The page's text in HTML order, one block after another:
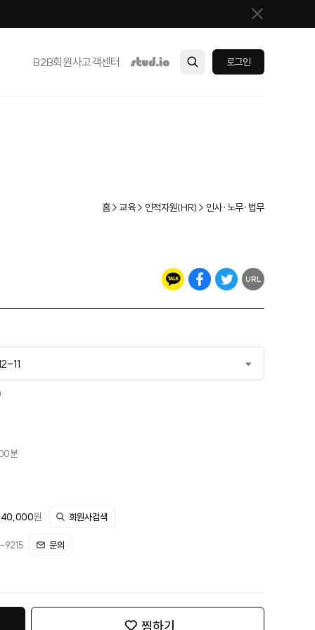
B2B회원사고객센터 로그인
홈 > 교육 > 인적자원(HR) > 인사∙노무∙법무
URL
11
15
06
분
원 회원사검색
9215 문의
찜하기